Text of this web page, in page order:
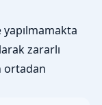
zararlı
ortadan